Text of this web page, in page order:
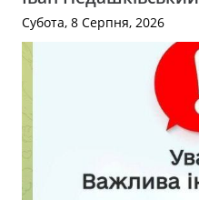
Субота, 8 Серпня, 2026